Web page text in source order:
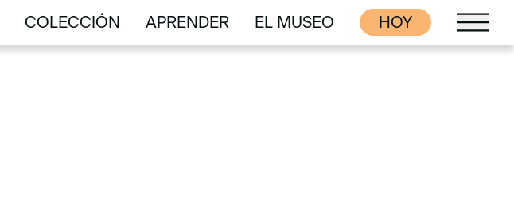
COLECCIÓN
COLECCIÓN
APRENDER
APRENDER
EL MUSEO
EL MUSEO
HOY